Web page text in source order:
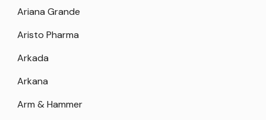
Ariana Grande
Aristo Pharma
Arkada
Arkana
Arm & Hammer